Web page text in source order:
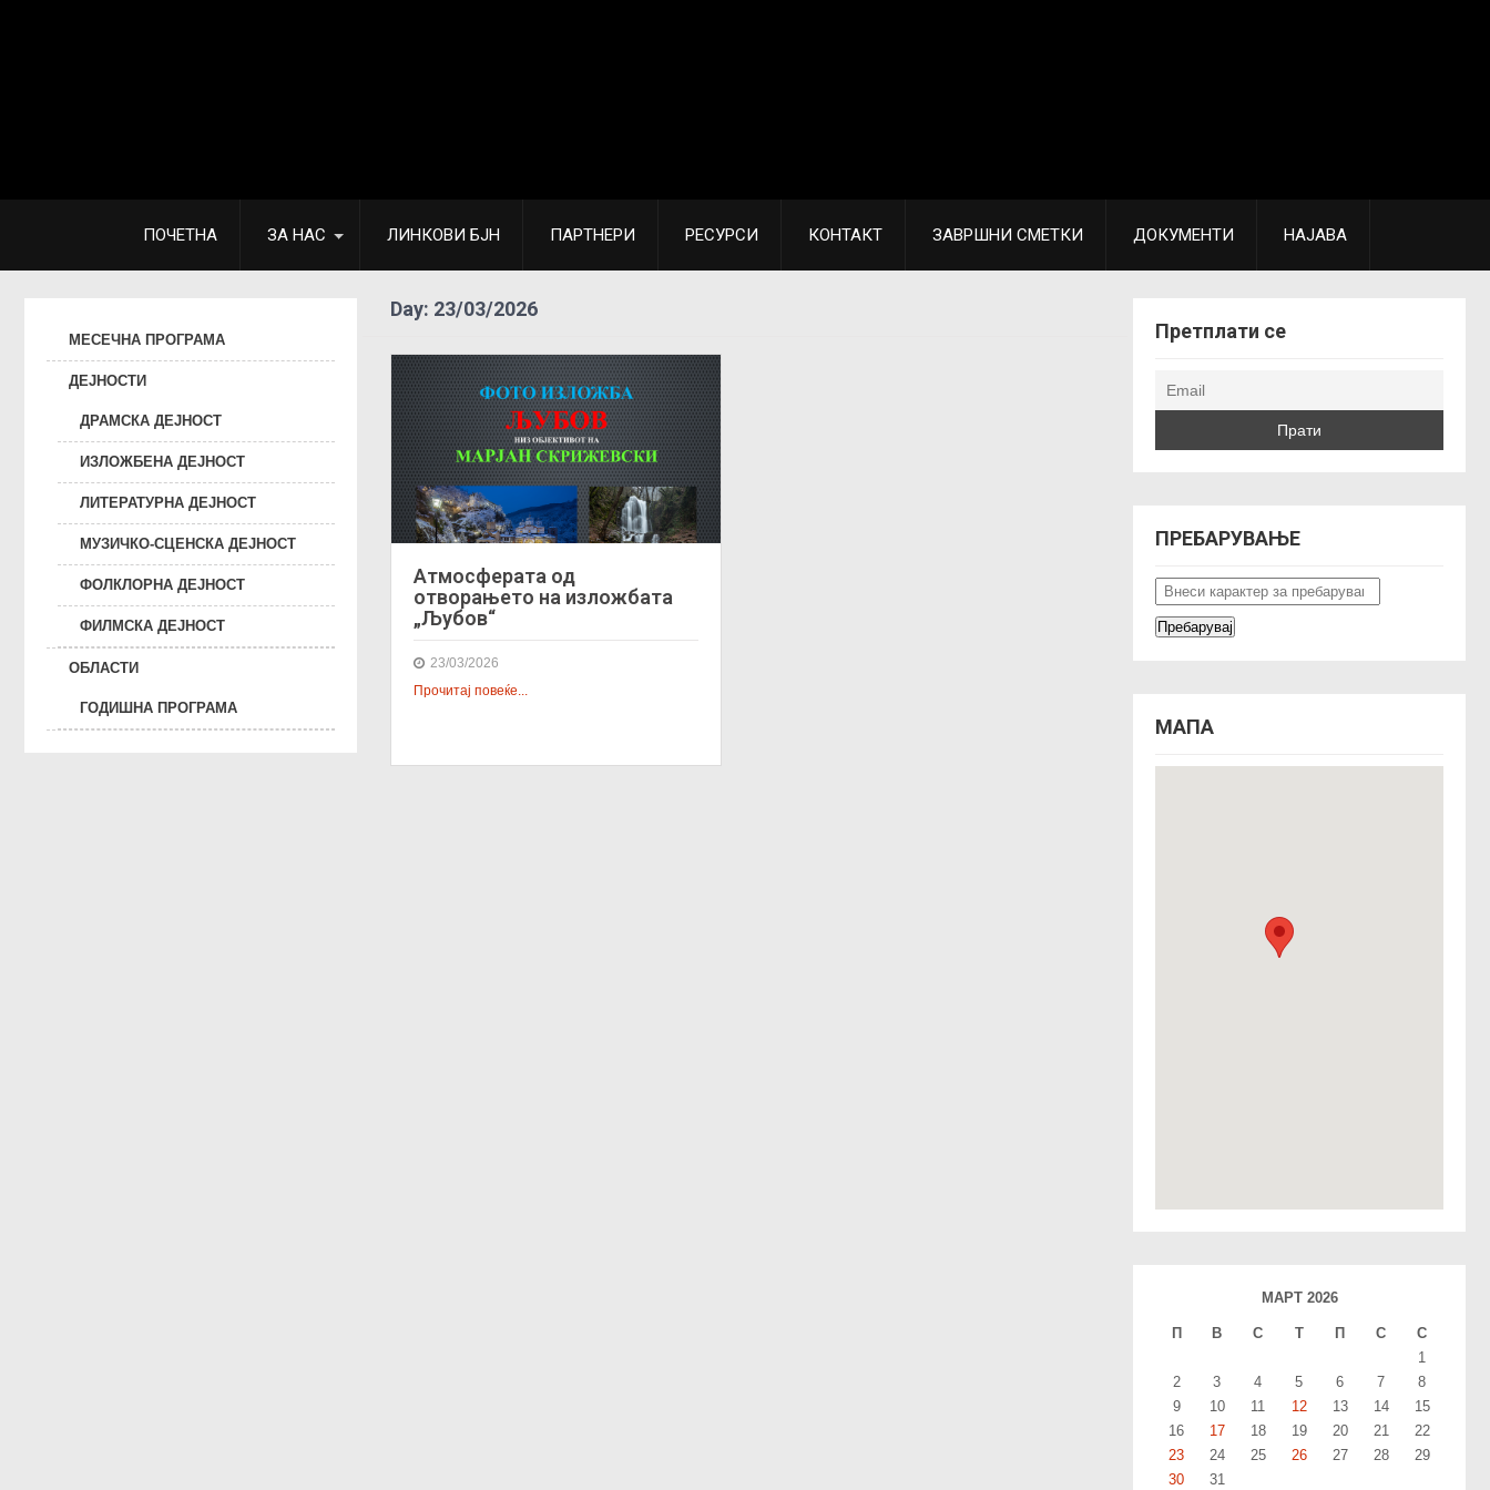
ПОЧЕТНА ЗА НАС ЛИНКОВИ БЈН ПАРТНЕРИ РЕСУРСИ КОНТАКТ ЗАВРШНИ СМЕТКИ ДОКУМЕНТИ НАЈАВА
МЕСЕЧНА ПРОГРАМА
ДЕЈНОСТИ
ДРАМСКА ДЕЈНОСТ
ИЗЛОЖБЕНА ДЕЈНОСТ
ЛИТЕРАТУРНА ДЕЈНОСТ
МУЗИЧКО-СЦЕНСКА ДЕЈНОСТ
ФОЛКЛОРНА ДЕЈНОСТ
ФИЛМСКА ДЕЈНОСТ
ОБЛАСТИ
ГОДИШНА ПРОГРАМА
Day: 23/03/2026
Атмосферата од
отворањето на изложбата
„Љубов“
23/03/2026
Прочитај повеќе...
Претплати се
ПРЕБАРУВАЊЕ
МАПА
МАРТ 2026
П В С T П С
С
1
2
3 4 5 6 7
8
9
10 11 12 13 14
15
16
17 18 19 20 21
22
23
24 25 26 27 28
29
30
31